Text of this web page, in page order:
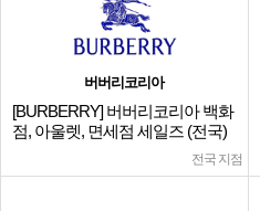
버버리코리아
[BURBERRY] 버버리코리아 백화
점, 아울렛, 면세점 세일즈 (전국)
전국 지점